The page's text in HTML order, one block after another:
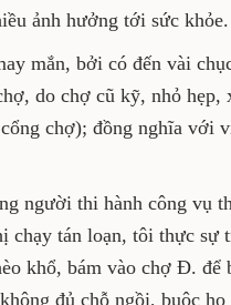
ảnh hưởng tới sức khỏe.
mắn, bởi có đến vài
do chợ cũ kỹ, nhỏ hẹp,
chợ); đồng nghĩa với
người thi hành công vụ
chạy tán loạn, tôi thực sự
khổ, bám vào chợ Đ. để
đủ chỗ ngồi, buộc